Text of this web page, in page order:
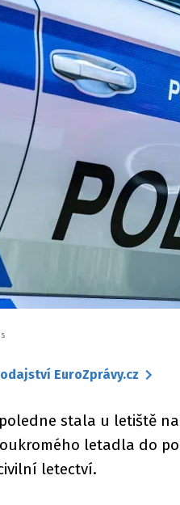
EuroZprávy.cz
stala u letiště
letadla do
letectví.